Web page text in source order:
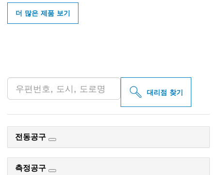
더 많은 제품 보기
대리점 찾기
전동공구
측정공구